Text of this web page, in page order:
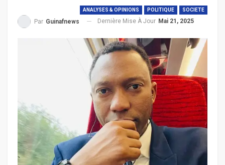
ANALYSES & OPINIONS POLITIQUE SOCIETE
Par Guinafnews Dernière Mise À Jour Mai 21, 2025